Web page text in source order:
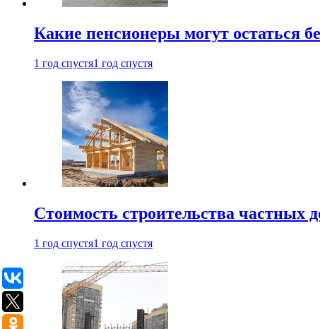
Какие пенсионеры могут остаться
1 год спустя1 год спустя
Стоимость строительства частных
1 год спустя1 год спустя